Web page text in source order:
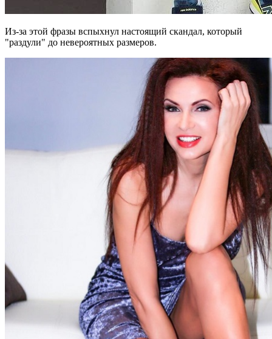
Из-за этой фразы вспыхнул настоящий скандал, который
"раздули" до невероятных размеров.